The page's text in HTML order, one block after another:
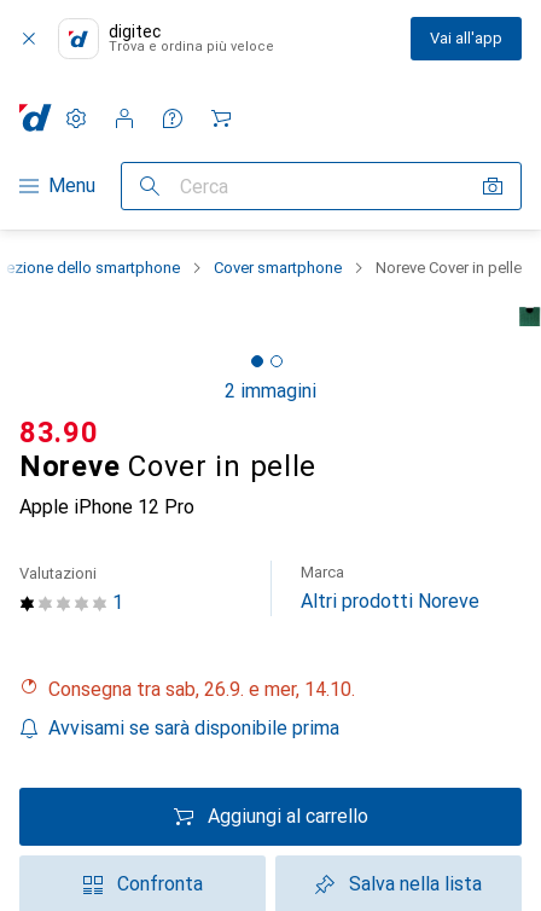
digitec
Trova e ordina più veloce Vai all'app
Categoria Navigazione
Menu Cerca
Impostazioni
Conto cliente
Liste di confronto
Liste dei desideri
Carrello
dello smartphone Cover smartphone Noreve Cover in pelle
2 immagini
Noreve Cover in pelle
Apple iPhone 12 Pro
CHF
83.90
1
Valutazioni Marca
Altri prodotti Noreve
Consegna tra sab, 26.9. e mer, 14.10.
Avvisami se sarà disponibile prima
Aggiungi al carrello
Confronta Salva nella lista